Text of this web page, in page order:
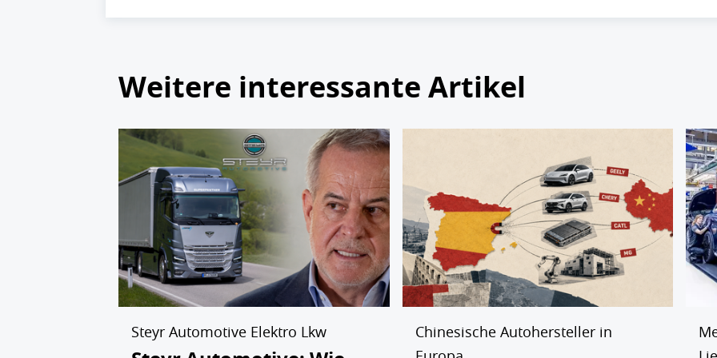
Weitere interessante Artikel
Steyr Automotive Elektro Lkw
Chinesische Autohersteller in